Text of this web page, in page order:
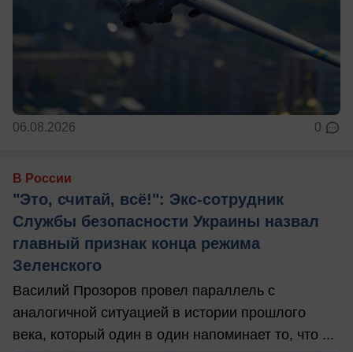
06.08.2026 0
В России
"Это, считай, всё!": Экс-сотрудник
Службы безопасности Украины назвал
главный признак конца режима
Зеленского
Василий Прозоров провел параллель с
аналогичной ситуацией в истории прошлого
века, который один в один напоминает то, что ...